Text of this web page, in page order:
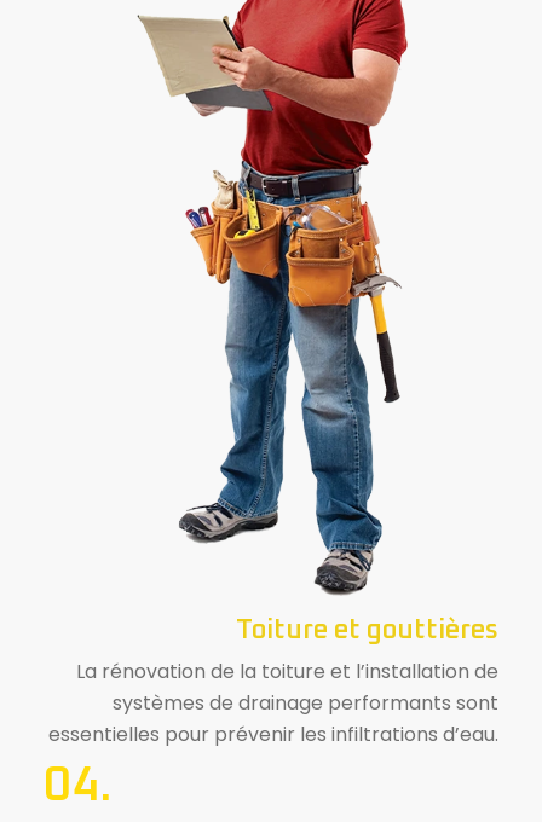
Toiture et gouttières
La rénovation de la toiture et l’installation de
systèmes de drainage performants sont
essentielles pour prévenir les infiltrations d’eau.
04.